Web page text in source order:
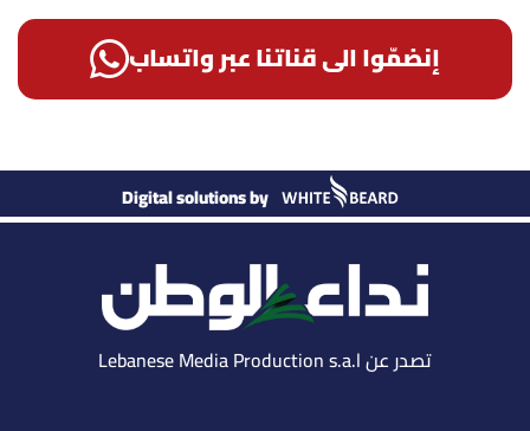
إنضمّوا الى قناتنا عبر واتساب
Digital solutions by
تصدر عن Lebanese Media Production s.a.l